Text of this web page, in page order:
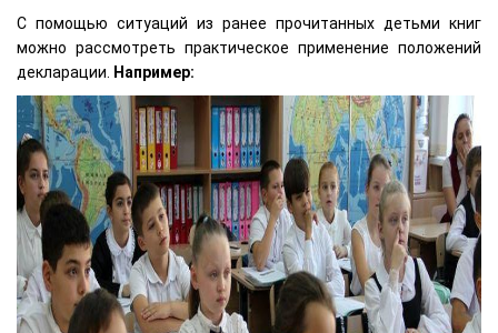
С помощью ситуаций из ранее прочитанных детьми книг
можно рассмотреть практическое применение положений
декларации.
Например: